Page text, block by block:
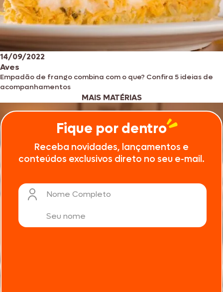
14/09/2022
Aves
Empadão de frango combina com o que? Confira 5 ideias de
acompanhamentos
MAIS MATÉRIAS
Fique por dentro
Receba novidades, lançamentos e
conteúdos exclusivos direto no seu e-mail.
Nome Completo